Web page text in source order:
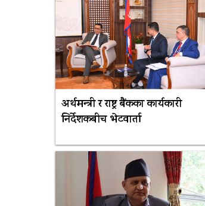
अर्थमन्त्री र राष्ट्र बैंकका कार्यकारी
निर्देशकबीच भेटवार्ता